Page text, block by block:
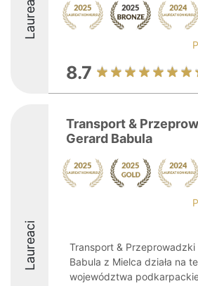
Laureaci
8.7
Laureaci
Transport &
Gerard Babula
Transport & Przeprowadzki
Babula z Mielca działa na
województwa